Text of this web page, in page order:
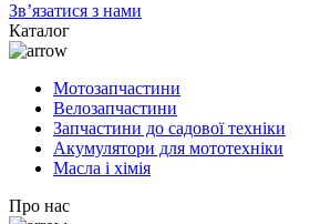
Зв’язатися з нами
Каталог
Мотозапчастини
Велозапчастини
Запчастини до садової техніки
Акумулятори для мототехніки
Масла і хімія
Про нас